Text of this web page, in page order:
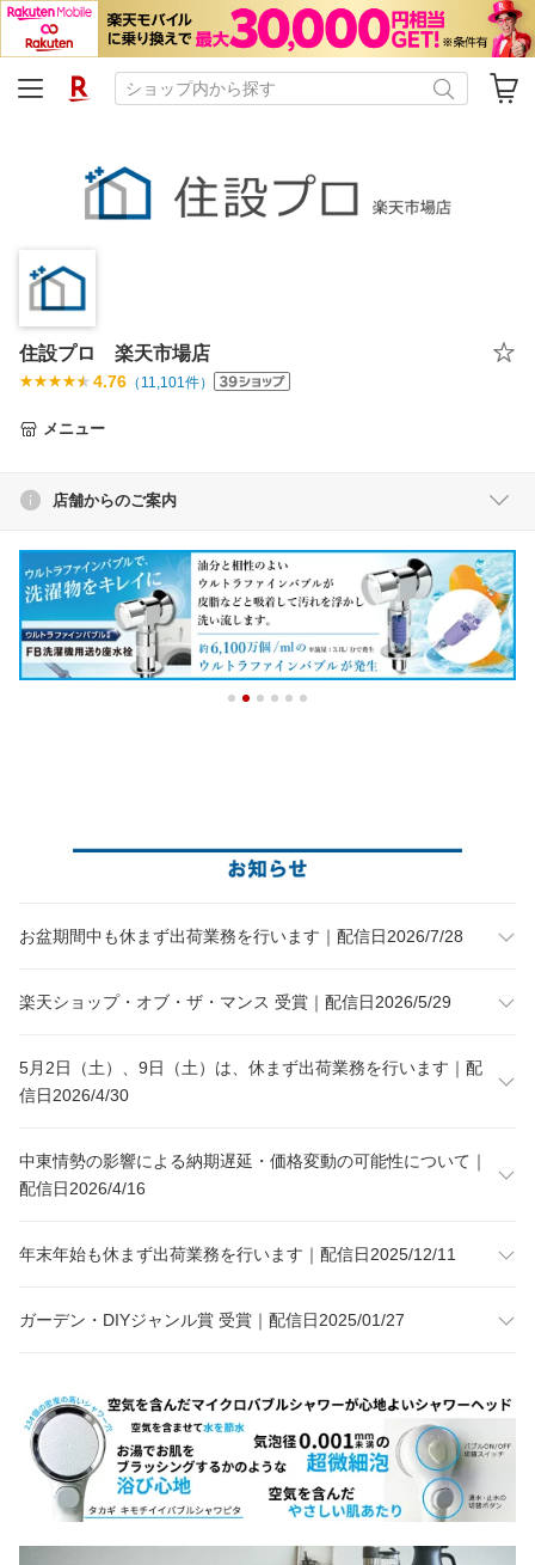
住設プロ 楽天市場店
4.76 （ 11,101件）
メニュー
店舗からのご案内
お盆期間中も休まず出荷業務を行います｜配信日2026/7/28
楽天ショップ・オブ・ザ・マンス 受賞｜配信日2026/5/29
5月2日（土）、9日（土）は、休まず出荷業務を行います｜配
信日2026/4/30
中東情勢の影響による納期遅延・価格変動の可能性について｜
配信日2026/4/16
年末年始も休まず出荷業務を行います｜配信日2025/12/11
ガーデン・DIYジャンル賞 受賞｜配信日2025/01/27